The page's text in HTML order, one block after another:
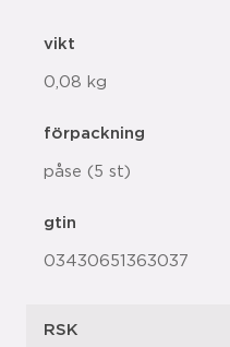
vikt
0,08 kg
förpackning
påse (5 st)
gtin
03430651363037
RSK